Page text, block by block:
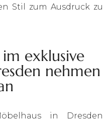
Stil zum Ausdruck zu
exklusive
nehmen
in Dresden